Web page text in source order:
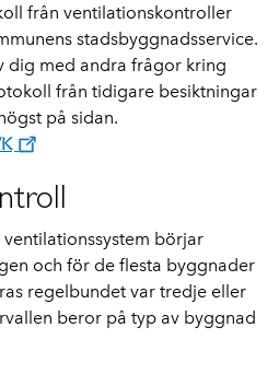
från ventilationskontroller
stadsbyggnadsservice.
dig med andra frågor kring
från tidigare besiktningar
på sidan.
börjar
och för de flesta byggnader
regelbundet var tredje eller
beror på typ av byggnad